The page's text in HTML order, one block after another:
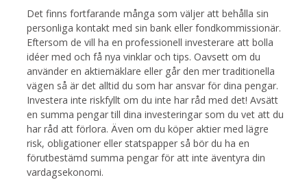
Det finns fortfarande många som väljer att behålla sin
personliga kontakt med sin bank eller fondkommissionär.
Eftersom de vill ha en professionell investerare att bolla
idéer med och få nya vinklar och tips. Oavsett om du
använder en aktiemäklare eller går den mer traditionella
vägen så är det alltid du som har ansvar för dina pengar.
Investera inte riskfyllt om du inte har råd med det! Avsätt
en summa pengar till dina investeringar som du vet att du
har råd att förlora. Även om du köper aktier med lägre
risk, obligationer eller statspapper så bör du ha en
förutbestämd summa pengar för att inte äventyra din
vardagsekonomi.